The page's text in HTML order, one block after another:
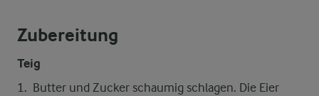
Zubereitung
Teig
Butter und Zucker schaumig schlagen. Die Eier